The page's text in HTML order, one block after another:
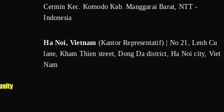
Cermin Kec. Komodo Kab. Manggarai Barat, NTT -
Indonesia
Ha Noi, Vietnam (Kantor Representatif) | No 21, Lenh Cu
lane, Kham Thien street, Dong Da district, Ha Noi city, Viet
Nam